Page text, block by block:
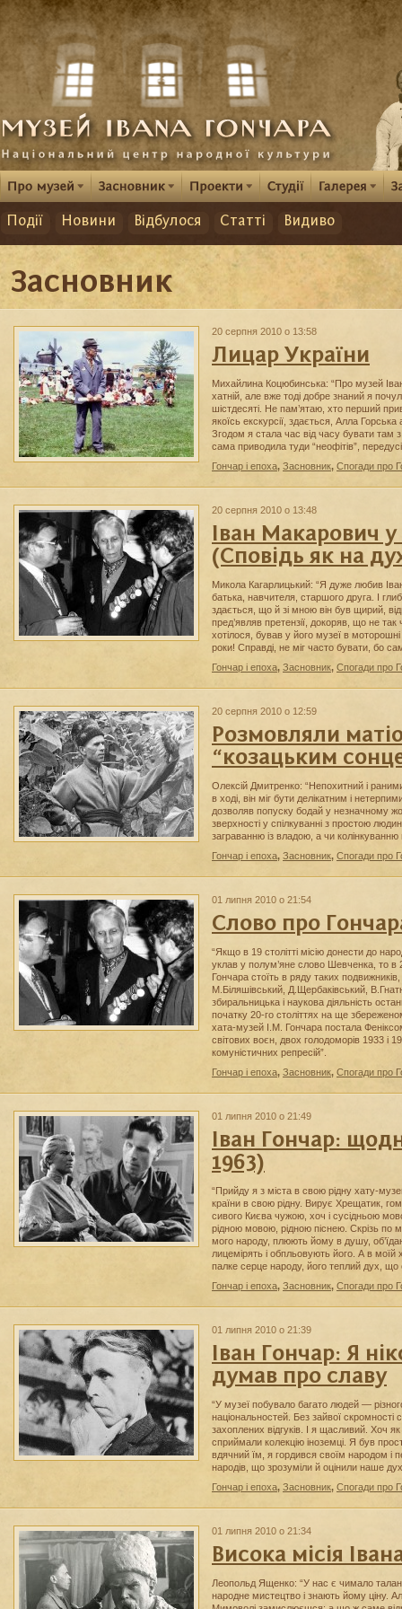
Події Новини Відбулося Статті Видиво
Засновник
20 серпня 2010 о 13:58
Лицар України
Михайлина Коцюбинська: “Про музей
хатній, але вже тоді добре знаний я
шістдесяті. Не пам’ятаю, хто перший
якоїсь екскурсії, здається, Алла
Згодом я стала час від часу бувати там з
сама приводила туди “неофітів”,
Гончар і епоха, Засновник, Спогади про
20 серпня 2010 о 13:48
Іван Макарович у
(Сповідь як на
Микола Кагарлицький: “Я дуже любив
батька, навчителя, старшого друга. І
здається, що й зі мною він був щирий,
пред’являв претензії, докоряв, що не
хотілося, бував у його музеї в моторошні
роки! Справді, не міг часто бувати, бо
Гончар і епоха, Засновник, Спогади про
20 серпня 2010 о 12:59
Розмовляли
“козацьким
Олексій Дмитренко: “Непохитний і
в ході, він міг бути делікатним і
дозволяв попуску бодай у незначному
зверхності у спілкуванні з простою
заграванню із владою, а чи
Гончар і епоха, Засновник, Спогади про
01 липня 2010 о 21:54
Слово про
“Якщо в 19 столітті місію донести до
уклав у полум’яне слово Шевченка, то в 20
Гончара стоїть в ряду таких
М.Біляшівський, Д.Щербаківський,
збиральницька і наукова діяльність
початку 20-го століттях на ще
хата-музей І.М. Гончара постала
світових воєн, двох голодоморів 1933 і
комуністичних репресій”.
Гончар і епоха, Засновник, Спогади про
01 липня 2010 о 21:49
Іван Гончар:
1963)
“Прийду я з міста в свою рідну хату-
країни в свою рідну. Вирує Хрещатик,
сивого Києва чужою, хоч і сусідньою
рідною мовою, рідною піснею. Скрізь по
мого народу, плюють йому в душу,
лицемірять і обпльовують його. А в моїй
палке серце народу, його теплий дух, що
Гончар і епоха, Засновник, Спогади про
01 липня 2010 о 21:39
Іван Гончар: Я
думав про славу
“У музеї побувало багато людей —
національностей. Без зайвої скромності
захоплених відгуків. І я щасливий. Хоч
сприймали колекцію іноземці. Я був
вдячний їм, я гордився своїм народом і
народів, що зрозуміли й оцінили наше
Гончар і епоха, Засновник, Спогади про
01 липня 2010 о 21:34
Висока місія
Леопольд Ященко: “У нас є чимало
народне мистецтво і знають йому ціну.